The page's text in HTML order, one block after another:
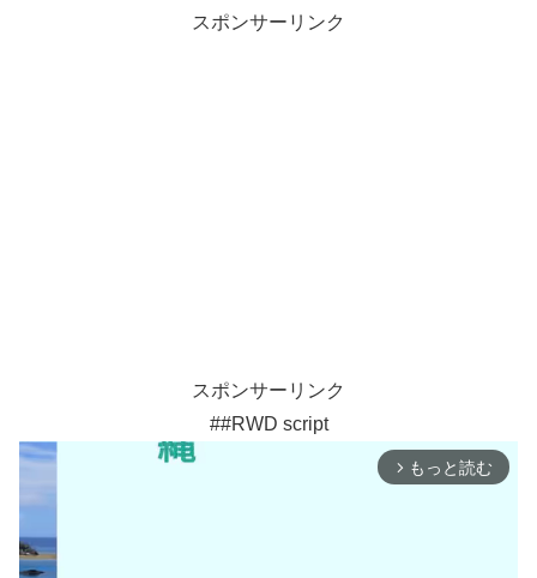
スポンサーリンク
スポンサーリンク
##RWD script
arrow_forward_ios もっと読む